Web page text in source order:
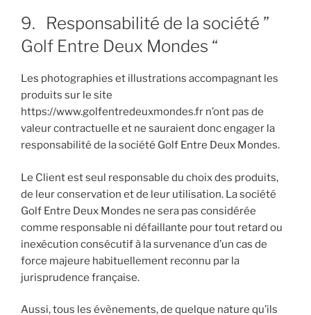
9. Responsabilité de la société ”
Golf Entre Deux Mondes “
Les photographies et illustrations accompagnant les
produits sur le site
https://www.golfentredeuxmondes.fr n’ont pas de
valeur contractuelle et ne sauraient donc engager la
responsabilité de la société Golf Entre Deux Mondes.
Le Client est seul responsable du choix des produits,
de leur conservation et de leur utilisation. La société
Golf Entre Deux Mondes ne sera pas considérée
comme responsable ni défaillante pour tout retard ou
inexécution consécutif à la survenance d’un cas de
force majeure habituellement reconnu par la
jurisprudence française.
Aussi, tous les évènements, de quelque nature qu’ils